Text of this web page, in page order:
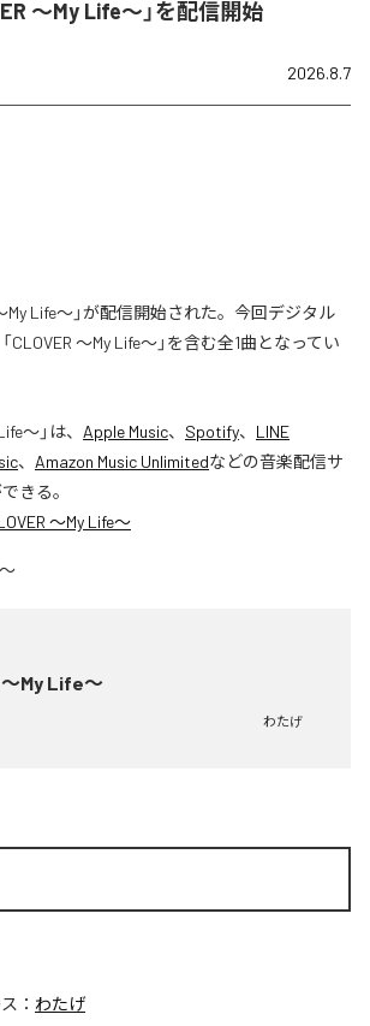
～My Life～」を配信開始
2026.8.7
My Life～」が配信開始された。今回デジタル
CLOVER ～My Life～」を含む全1曲となってい
～」は、 Apple Music、 Spotify、 LINE
、 Amazon Music Unlimitedなどの音楽配信サ
きる。
～My Life～
～My Life～
わたげ
： わたげ